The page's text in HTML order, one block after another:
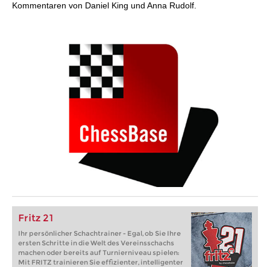
Kommentaren von Daniel King und Anna Rudolf.
Fritz 21
Ihr persönlicher Schachtrainer - Egal, ob Sie Ihre
ersten Schritte in die Welt des Vereinsschachs
machen oder bereits auf Turnierniveau spielen:
Mit FRITZ trainieren Sie effizienter, intelligenter